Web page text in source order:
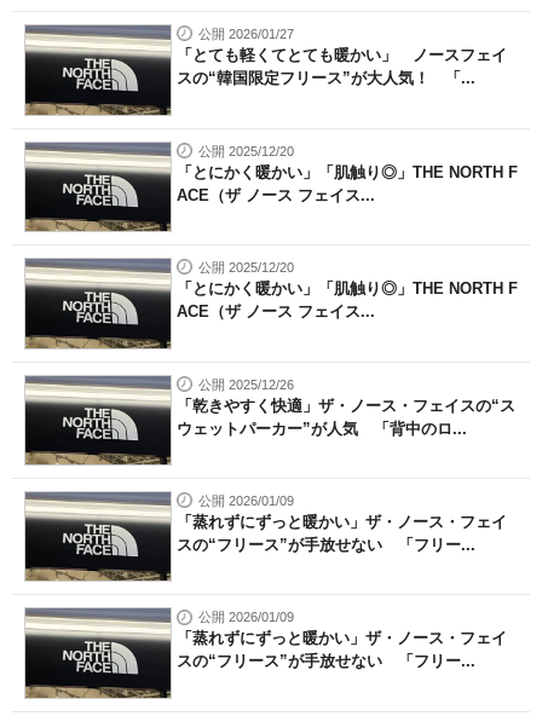
ちょっと気になるネットの話題
公開 2026/01/27
「とても軽くてとても暖かい」 ノースフェイ
スの“韓国限定フリース”が大人気！ 「...
公開 2025/12/20
「とにかく暖かい」「肌触り◎」THE NORTH F
ACE（ザ ノース フェイス...
公開 2025/12/20
「とにかく暖かい」「肌触り◎」THE NORTH F
ACE（ザ ノース フェイス...
公開 2025/12/26
「乾きやすく快適」ザ・ノース・フェイスの“ス
ウェットパーカー”が人気 「背中のロ...
公開 2026/01/09
「蒸れずにずっと暖かい」ザ・ノース・フェイ
スの“フリース”が手放せない 「フリー...
公開 2026/01/09
「蒸れずにずっと暖かい」ザ・ノース・フェイ
スの“フリース”が手放せない 「フリー...